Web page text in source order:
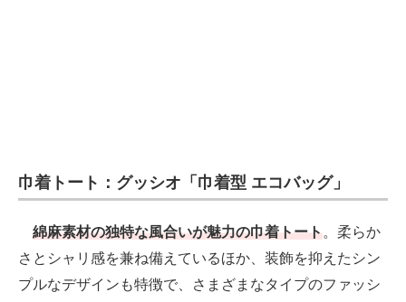
巾着トート：グッシオ「巾着型 エコバッグ」
綿麻素材の独特な風合いが魅力の巾着トート。柔らか
さとシャリ感を兼ね備えているほか、装飾を抑えたシン
プルなデザインも特徴で、さまざまなタイプのファッシ